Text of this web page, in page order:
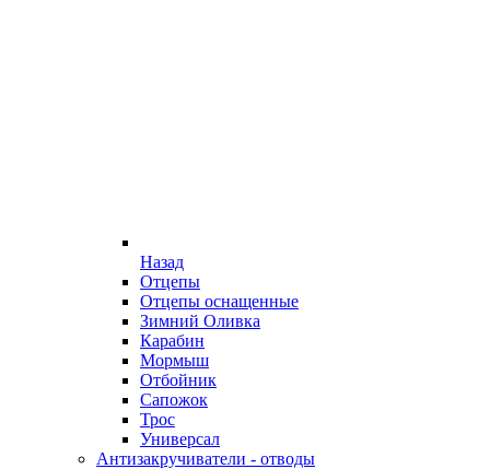
Назад
Отцепы
Отцепы оснащенные
Зимний Оливка
Карабин
Мормыш
Отбойник
Сапожок
Трос
Универсал
Антизакручиватели - отводы